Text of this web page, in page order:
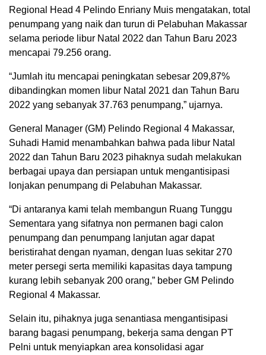
Regional Head 4 Pelindo Enriany Muis mengatakan, total
penumpang yang naik dan turun di Pelabuhan Makassar
selama periode libur Natal 2022 dan Tahun Baru 2023
mencapai 79.256 orang.
“Jumlah itu mencapai peningkatan sebesar 209,87%
dibandingkan momen libur Natal 2021 dan Tahun Baru
2022 yang sebanyak 37.763 penumpang,” ujarnya.
General Manager (GM) Pelindo Regional 4 Makassar,
Suhadi Hamid menambahkan bahwa pada libur Natal
2022 dan Tahun Baru 2023 pihaknya sudah melakukan
berbagai upaya dan persiapan untuk mengantisipasi
lonjakan penumpang di Pelabuhan Makassar.
“Di antaranya kami telah membangun Ruang Tunggu
Sementara yang sifatnya non permanen bagi calon
penumpang dan penumpang lanjutan agar dapat
beristirahat dengan nyaman, dengan luas sekitar 270
meter persegi serta memiliki kapasitas daya tampung
kurang lebih sebanyak 200 orang,” beber GM Pelindo
Regional 4 Makassar.
Selain itu, pihaknya juga senantiasa mengantisipasi
barang bagasi penumpang, bekerja sama dengan PT
Pelni untuk menyiapkan area konsolidasi agar